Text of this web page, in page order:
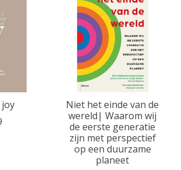
Niet het einde van de
wereld| Waarom wij
de eerste generatie
zijn met perspectief
op een duurzame
planeet